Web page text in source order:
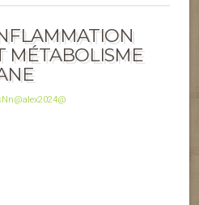
MÉTABOLISME